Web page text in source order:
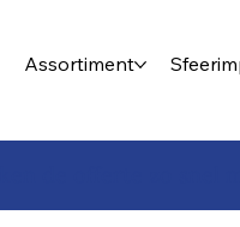
Assortiment